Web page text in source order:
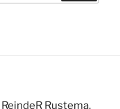
ReindeR Rustema,